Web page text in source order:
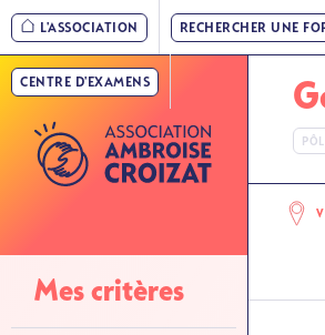
Aller
au
contenu
principal
Nav
principale
»
Niveau
L'ASSOCIATION RECHERCHER UNE
CENTRE D'EXAMENS
Nav
principale
Mes critères